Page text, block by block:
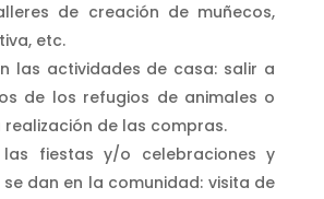
de creación de muñecos,
etc.
las actividades de casa: salir a
de los refugios de animales o
realización de las compras.
las fiestas y/o celebraciones y
dan en la comunidad: visita de